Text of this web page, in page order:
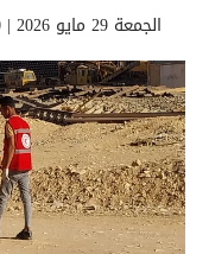
الجمعة 29 مايو 2026 | 10:20 صباحاً